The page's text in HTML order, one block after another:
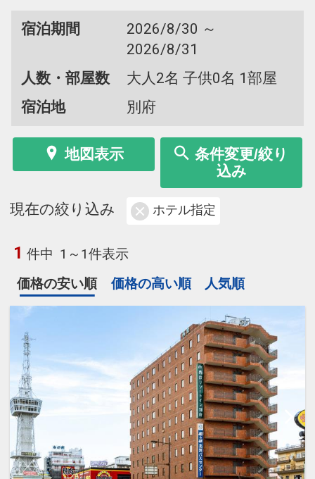
宿泊期間
2026/8/30 ～
2026/8/31
人数・部屋数
大人2名 子供0名 1部屋
宿泊地
別府
地図表示
条件変更/絞り
込み
現在の絞り込み ホテル指定
1 件中 1～1件表示
価格の安い順
価格の高い順 人気順